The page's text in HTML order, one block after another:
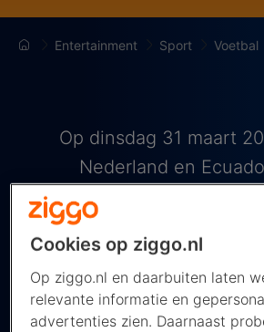
Entertainment Sport Voetbal
Op dinsdag 31 maart
Nederland en
vriendschappelijk.
thuiswedstrijd in het
Eindhoven. De wedstrijd
en je kijkt hem live
Cookies op ziggo.nl
Op ziggo.nl en daarbuiten laten
relevante informatie en
advertenties zien. Daarnaast